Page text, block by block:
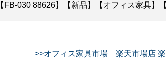
【FB-030 88626】【新品】【オフィス家具】
>>オフィス家具市場 楽天市場店